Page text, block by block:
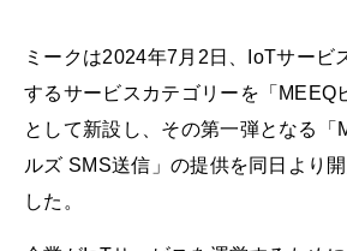
ミークは2024年7月2日、IoTサービ
するサービスカテゴリーを「MEEQ
として新設し、その第一弾となる「
ルズ SMS送信」の提供を同日より
した。